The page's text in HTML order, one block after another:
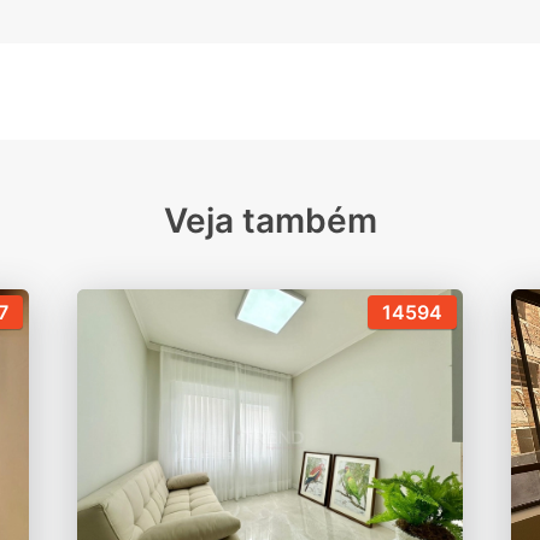
Veja também
14594